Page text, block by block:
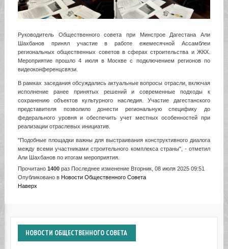
Руководитель Общественного совета при Минстрое Дагестана Али
Шахбанов принял участие в работе ежемесячной Ассамблеи
региональных общественных советов в сферах строительства и ЖКХ.
Мероприятие прошло 4 июля в Москве с подключением регионов по
видеоконференцсвязи.
В рамках заседания обсуждались актуальные вопросы отрасли, включая
исполнение ранее принятых решений и современные подходы к
сохранению объектов культурного наследия. Участие дагестанского
представителя позволило донести региональную специфику до
федерального уровня и обеспечить учет местных особенностей при
реализации отраслевых инициатив.
"Подобные площадки важны для выстраивания конструктивного диалога
между всеми участниками строительного комплекса страны", - отметил
Али Шахбанов по итогам мероприятия.
Прочитано 1400раз Последнее изменение Вторник, 08 июля 2025 09:51
Опубликовано в Новости Общественного Совета
Наверх
НОВОСТИ ОБЩЕСТВЕННОГО СОВЕТА